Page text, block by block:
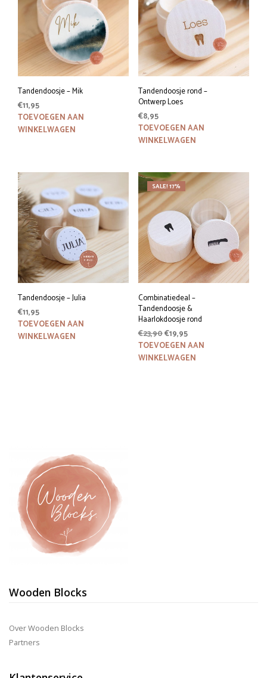
Tandendoosje – Mik
€11,95
TOEVOEGEN AAN
WINKELWAGEN
Tandendoosje rond –
Ontwerp Loes
€8,95
TOEVOEGEN AAN
WINKELWAGEN
Tandendoosje – Julia
€11,95
TOEVOEGEN AAN
WINKELWAGEN
SALE! 17%
Combinatiedeal –
Tandendoosje &
Haarlokdoosje rond
€23,90Oorspronkelijke
prijs
was:
€19,95Huidige
prijs
is:
TOEVOEGEN AAN
WINKELWAGEN
Wooden Blocks
Over Wooden Blocks
Partners